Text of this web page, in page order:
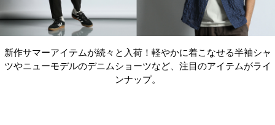
新作サマーアイテムが続々と入荷！軽やかに着こなせる半袖シャ
ツやニューモデルのデニムショーツなど、注目のアイテムがライ
ンナップ。